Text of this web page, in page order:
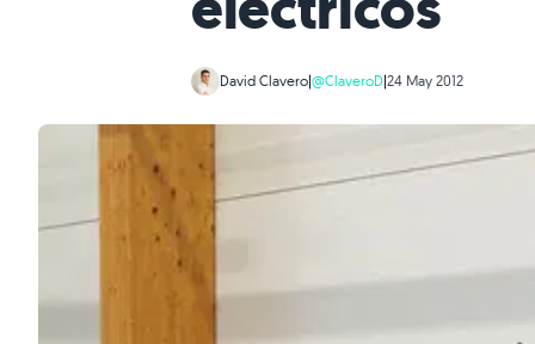
David Clavero|@ClaveroD|24 May 2012